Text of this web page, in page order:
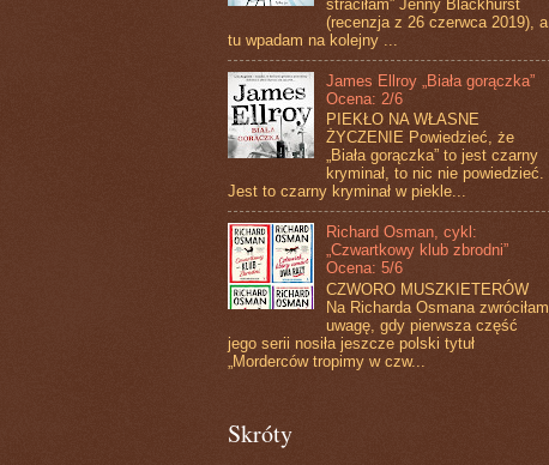
straciłam” Jenny Blackhurst
(recenzja z 26 czerwca 2019), a
tu wpadam na kolejny ...
James Ellroy „Biała gorączka”
Ocena: 2/6
PIEKŁO NA WŁASNE
ŻYCZENIE Powiedzieć, że
„Biała gorączka” to jest czarny
kryminał, to nic nie powiedzieć.
Jest to czarny kryminał w piekle...
Richard Osman, cykl:
„Czwartkowy klub zbrodni”
Ocena: 5/6
CZWORO MUSZKIETERÓW
Na Richarda Osmana zwróciłam
uwagę, gdy pierwsza część
jego serii nosiła jeszcze polski tytuł
„Morderców tropimy w czw...
Skróty